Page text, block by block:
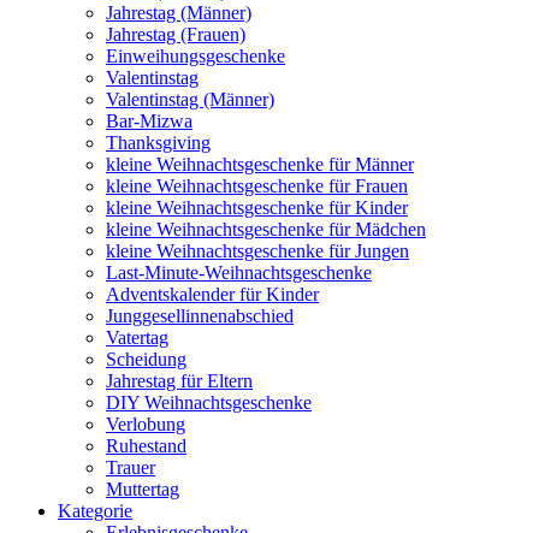
Jahrestag (Männer)
Jahrestag (Frauen)
Einweihungsgeschenke
Valentinstag
Valentinstag (Männer)
Bar-Mizwa
Thanksgiving
kleine Weihnachtsgeschenke für Männer
kleine Weihnachtsgeschenke für Frauen
kleine Weihnachtsgeschenke für Kinder
kleine Weihnachtsgeschenke für Mädchen
kleine Weihnachtsgeschenke für Jungen
Last-Minute-Weihnachtsgeschenke
Adventskalender für Kinder
Junggesellinnenabschied
Vatertag
Scheidung
Jahrestag für Eltern
DIY Weihnachtsgeschenke
Verlobung
Ruhestand
Trauer
Muttertag
Kategorie